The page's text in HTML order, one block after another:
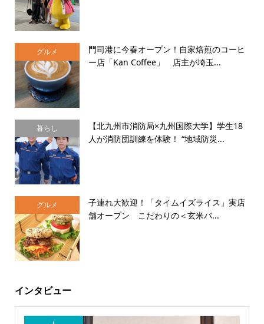
グルメ
門司港に今春オープン！自家焙煎のコーヒ
ー店「Kan Coffee」 店主が埼玉...
暮らし
【北九州市消防局×九州国際大学】学生18
人が消防団訓練を体験！ “地域防災...
グルメ
子連れ大歓迎！「タイムイズライス」実店
舗オープン こだわりの＜玄米バ...
インタビュー